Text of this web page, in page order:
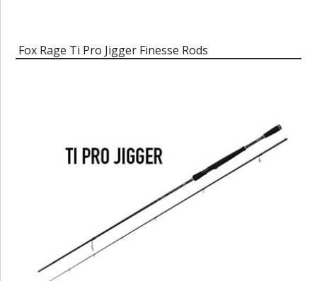
Fox Rage Ti Pro Jigger Finesse Rods